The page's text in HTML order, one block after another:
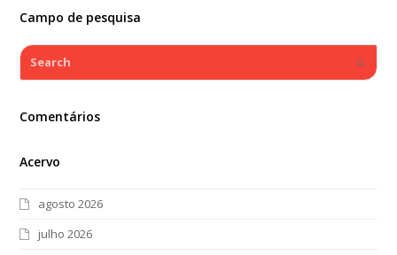
Campo de pesquisa
Search
Comentários
Acervo
agosto 2026
julho 2026